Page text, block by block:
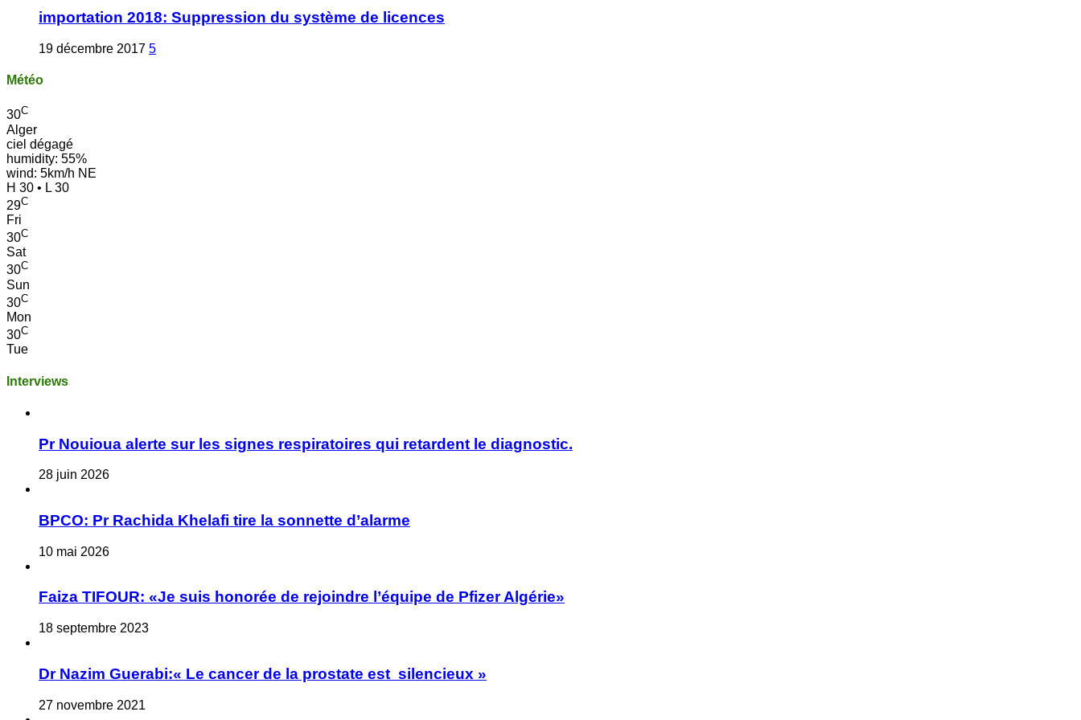
importation 2018: Suppression du système de licences
19 décembre 2017 5
Météo
30C
Alger
ciel dégagé
humidity: 55%
wind: 5km/h NE
H 30 • L 30
29C
Fri
30C
Sat
30C
Sun
30C
Mon
30C
Tue
Interviews
Pr Nouioua alerte sur les signes respiratoires qui retardent le diagnostic.
28 juin 2026
BPCO: Pr Rachida Khelafi tire la sonnette d’alarme
10 mai 2026
Faiza TIFOUR: «Je suis honorée de rejoindre l’équipe de Pfizer Algérie»
18 septembre 2023
Dr Nazim Guerabi:« Le cancer de la prostate est silencieux »
27 novembre 2021